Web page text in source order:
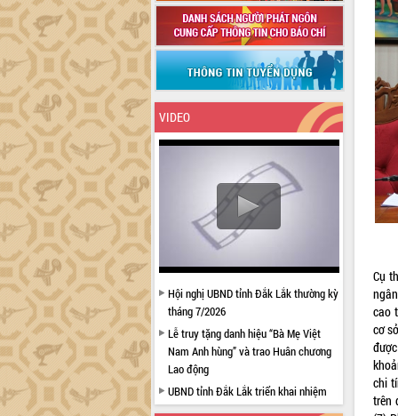
VIDEO
Hội nghị UBND tỉnh Đắk Lắk thường kỳ
tháng 7/2026
Lễ truy tặng danh hiệu “Bà Mẹ Việt
Nam Anh hùng” và trao Huân chương
Lao động
UBND tỉnh Đắk Lắk triển khai nhiệm
vụ 6 tháng cuối năm 2026
Cụ
cao
cơ
chi
trên